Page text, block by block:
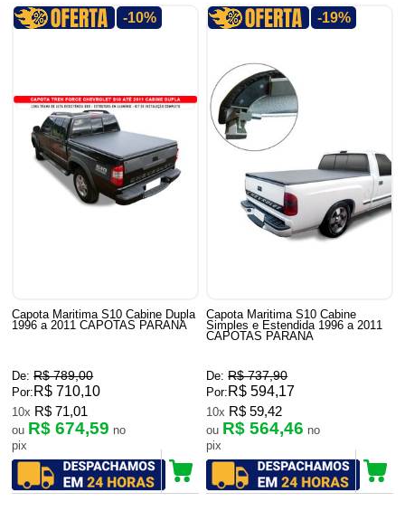
-10%
Capota Maritima S10 Cabine Dupla
1996 a 2011 CAPOTAS PARANA
De: R$ 789,00
Por: R$ 710,10
10x R$ 71,01
ou R$ 674,59 no
pix
-19%
Capota Maritima S10 Cabine
Simples e Estendida 1996 a 2011
CAPOTAS PARANA
De: R$ 737,90
Por: R$ 594,17
10x R$ 59,42
ou R$ 564,46 no
pix